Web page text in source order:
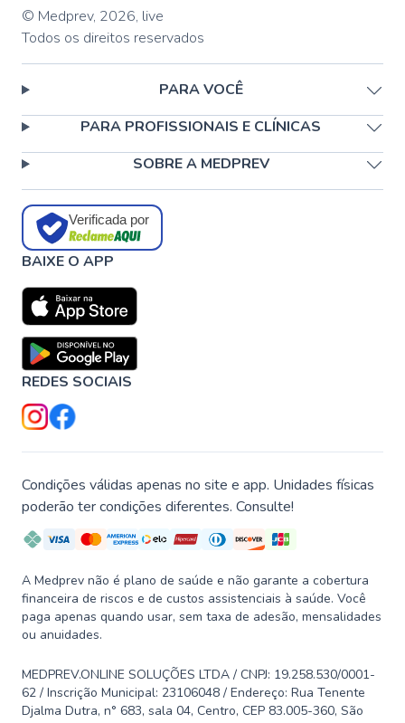
© Medprev, 2026, live
Todos os direitos reservados
PARA VOCÊ
PARA PROFISSIONAIS E CLÍNICAS
SOBRE A MEDPREV
Verificada por
BAIXE O APP
REDES SOCIAIS
Condições válidas apenas no site e app. Unidades físicas
poderão ter condições diferentes. Consulte!
A Medprev não é plano de saúde e não garante a cobertura
financeira de riscos e de custos assistenciais à saúde. Você
paga apenas quando usar, sem taxa de adesão, mensalidades
ou anuidades.
MEDPREV.ONLINE SOLUÇÕES LTDA / CNPJ: 19.258.530/0001-
62 / Inscrição Municipal: 23106048 / Endereço: Rua Tenente
Djalma Dutra, n° 683, sala 04, Centro, CEP 83.005-360, São